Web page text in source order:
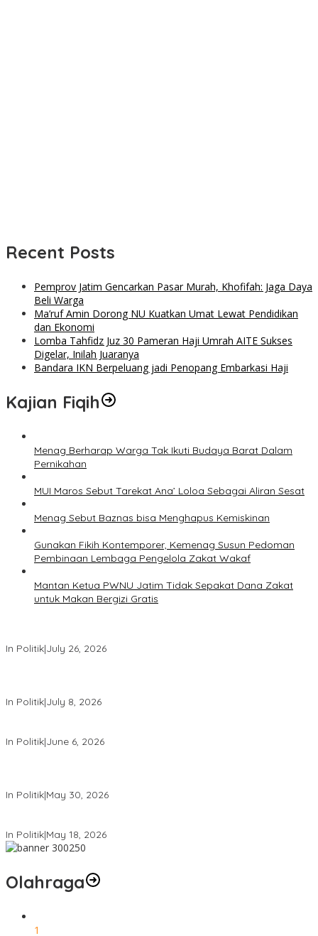
Recent Posts
Pemprov Jatim Gencarkan Pasar Murah, Khofifah: Jaga Daya
Beli Warga
Ma’ruf Amin Dorong NU Kuatkan Umat Lewat Pendidikan
dan Ekonomi
Lomba Tahfidz Juz 30 Pameran Haji Umrah AITE Sukses
Digelar, Inilah Juaranya
Bandara IKN Berpeluang jadi Penopang Embarkasi Haji
Kajian Fiqih
Menag Berharap Warga Tak Ikuti Budaya Barat Dalam
Pernikahan
MUI Maros Sebut Tarekat Ana’ Loloa Sebagai Aliran Sesat
Menag Sebut Baznas bisa Menghapus Kemiskinan
Gunakan Fikih Kontemporer, Kemenag Susun Pedoman
Pembinaan Lembaga Pengelola Zakat Wakaf
Mantan Ketua PWNU Jatim Tidak Sepakat Dana Zakat
untuk Makan Bergizi Gratis
In Politik|July 26, 2026
In Politik|July 8, 2026
In Politik|June 6, 2026
In Politik|May 30, 2026
In Politik|May 18, 2026
Olahraga
1